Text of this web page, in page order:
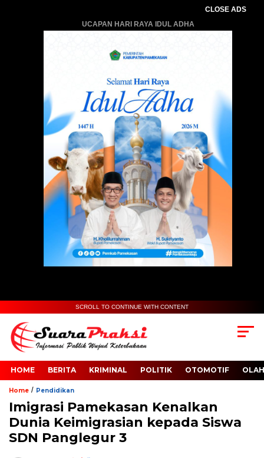
CLOSE ADS
UCAPAN HARI RAYA IDUL ADHA
SCROLL TO CONTINUE WITH CONTENT
HOME BERITA KRIMINAL POLITIK OTOMOTIF
Home / Pendidikan
Imigrasi Pamekasan Kenalkan
Dunia Keimigrasian kepada Siswa
SDN Panglegur 3